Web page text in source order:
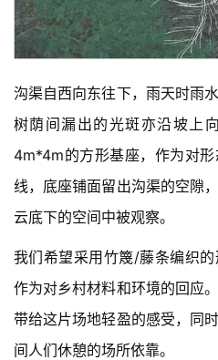
沟渠自西向东往下，雨天时雨
树荫间漏出的光斑亦沿坡上
4m*4m的方形基座，作为对
线，底座铺面留出沟渠的空隙
云底下的空间中被观察。
我们希望采用竹篾/藤条编织的
作为对乡村材料和环境的回应
带给这片场地轻盈的感受，同
间人们休憩的场所依靠。